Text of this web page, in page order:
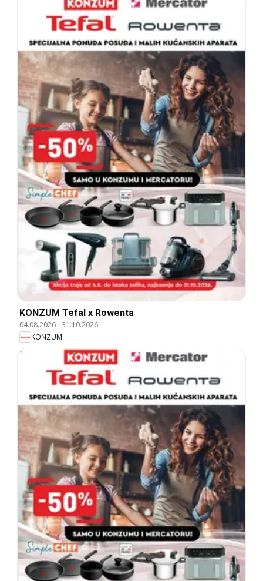
KONZUM Tefal x Rowenta
04.08.2026-31.10.2026
KONZUM